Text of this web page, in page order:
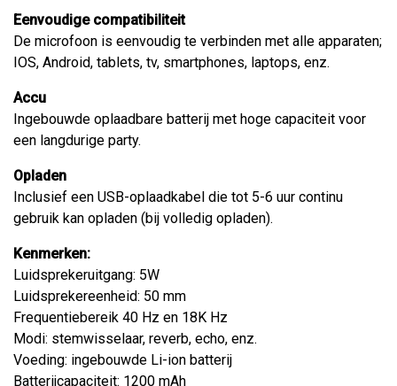
Eenvoudige compatibiliteit
De microfoon is eenvoudig te verbinden met alle apparaten;
IOS, Android, tablets, tv, smartphones, laptops, enz.
Accu
Ingebouwde oplaadbare batterij met hoge capaciteit voor
een langdurige party.
Opladen
Inclusief een USB-oplaadkabel die tot 5-6 uur continu
gebruik kan opladen (bij volledig opladen).
Kenmerken:
Luidsprekeruitgang: 5W
Luidsprekereenheid: 50 mm
Frequentiebereik 40 Hz en 18K Hz
Modi: stemwisselaar, reverb, echo, enz.
Voeding: ingebouwde Li-ion batterij
Batterijcapaciteit: 1200 mAh